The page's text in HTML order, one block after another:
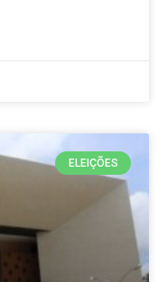
ELEIÇÕES